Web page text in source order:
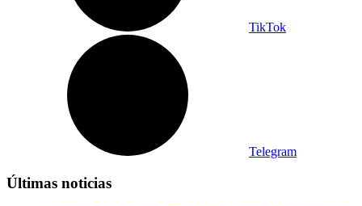
TikTok
Telegram
Últimas noticias